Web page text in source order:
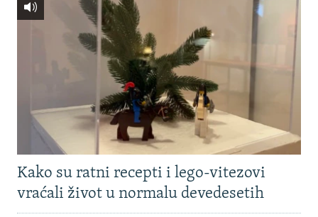
Kako su ratni recepti i lego-vitezovi
vraćali život u normalu devedesetih